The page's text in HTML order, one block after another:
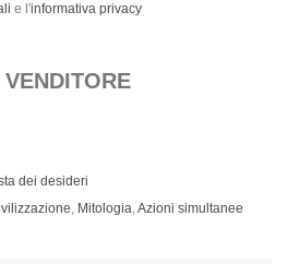
e l'informativa privacy
dei desideri
, Mitologia,Azioni simultanee